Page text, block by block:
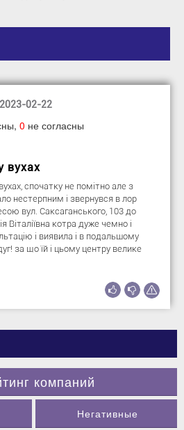
2023-02-22
0 не согласны
вухах
спочатку не помітно але з
нестерпним і звернувся в лор
вул. Саксаганського, 103 до
Віталіївна котра дуже чемно і
і виявила і в подальшому
за що їй і цьому центру велике
компаний
Негативные